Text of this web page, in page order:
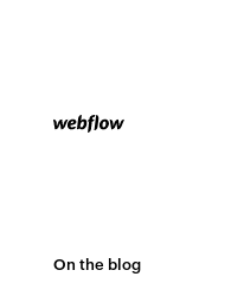
On the blog